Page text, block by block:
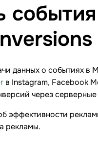
данных о событиях в
в Instagram, Facebook
через
эффективности
рекламы.